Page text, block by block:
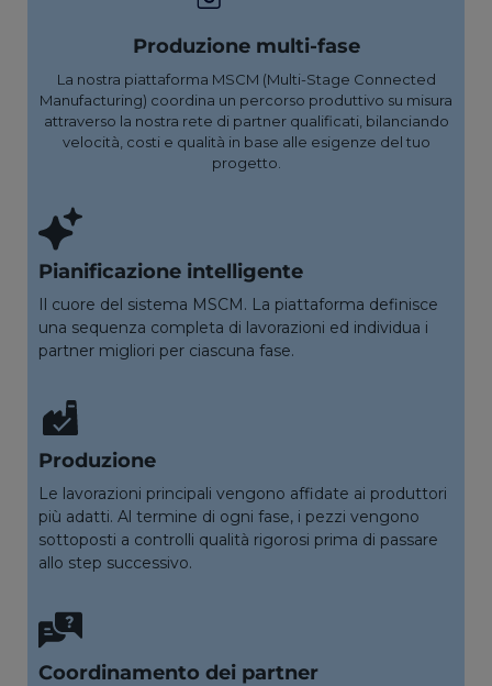
Produzione multi-fase
La nostra piattaforma MSCM (Multi-Stage Connected
Manufacturing) coordina un percorso produttivo su misura
attraverso la nostra rete di partner qualificati, bilanciando
velocità, costi e qualità in base alle esigenze del tuo
progetto.
Pianificazione intelligente
Il cuore del sistema MSCM. La piattaforma definisce
una sequenza completa di lavorazioni ed individua i
partner migliori per ciascuna fase.
Produzione
Le lavorazioni principali vengono affidate ai produttori
più adatti. Al termine di ogni fase, i pezzi vengono
sottoposti a controlli qualità rigorosi prima di passare
allo step successivo.
Coordinamento dei partner